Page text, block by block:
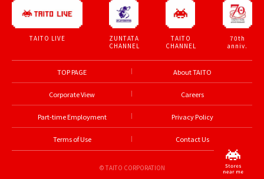
TAITO LIVE
ZUNTATA
CHANNEL
TAITO
CHANNEL
70th
anniv.
TOP PAGE About TAITO
Corporate View Careers
Part-time Employment Privacy Policy
Terms of Use Contact Us
© TAITO CORPORATION